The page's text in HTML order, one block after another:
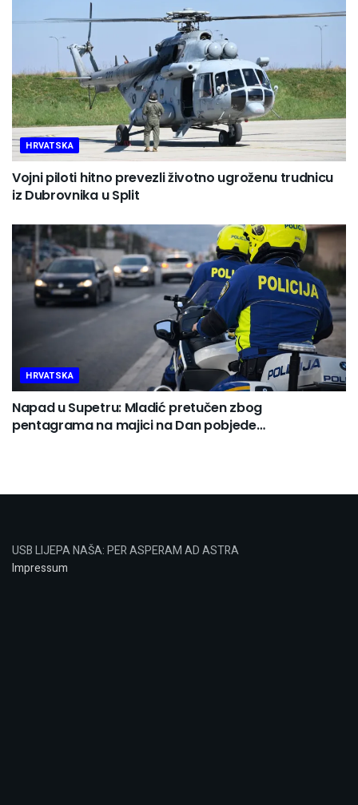
HRVATSKA
Vojni piloti hitno prevezli životno ugroženu trudnicu
iz Dubrovnika u Split
HRVATSKA
Napad u Supetru: Mladić pretučen zbog
pentagrama na majici na Dan pobjede…
USB LIJEPA NAŠA: PER ASPERAM AD ASTRA
Impressum